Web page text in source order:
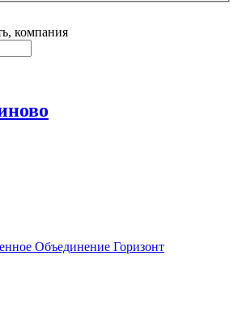
компания
Объединение Горизонт